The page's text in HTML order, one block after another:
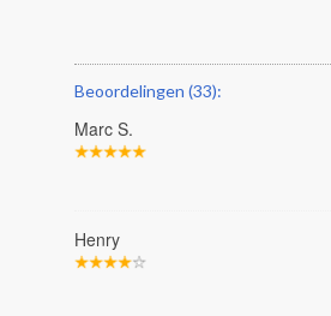
Beoordelingen (33):
Marc S.
Henry